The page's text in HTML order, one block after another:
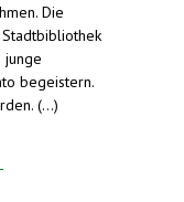
Die
junge
begeistern.
(...)